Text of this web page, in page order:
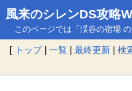
風来のシレンDS攻略
このページでは「渓谷の宿場
[ トップ| 一覧 | 最終更新 | 検